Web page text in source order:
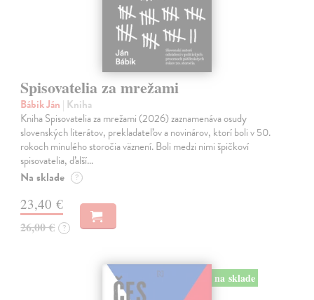
Spisovatelia za mrežami
Bábik Ján | Kniha
Kniha Spisovatelia za mrežami (2026) zaznamenáva osudy
slovenských literátov, prekladateľov a novinárov, ktorí boli v 50.
rokoch minulého storočia väznení. Boli medzi nimi špičkoví
spisovatelia, ďalší…
Na sklade ?
23,40 €
26,00 € ?
na sklade